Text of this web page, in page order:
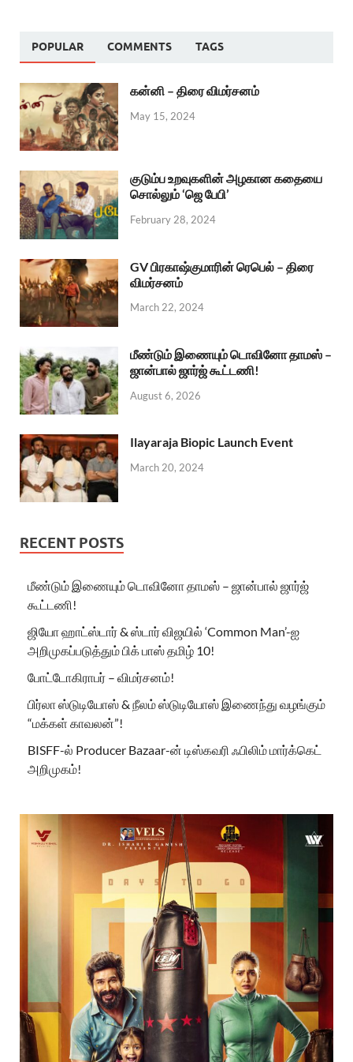
POPULAR COMMENTS TAGS
கன்னி – திரை விமர்சனம்
May 15, 2024
குடும்ப உறவுகளின் அழகான கதையை
சொல்லும் ‘ஜெ பேபி’
February 28, 2024
GV பிரகாஷ்குமாரின் ரெபெல் – திரை
விமர்சனம்
March 22, 2024
மீண்டும் இணையும் டொவினோ தாமஸ் –
ஜான்பால் ஜார்ஜ் கூட்டணி!
August 6, 2026
Ilayaraja Biopic Launch Event
March 20, 2024
RECENT POSTS
மீண்டும் இணையும் டொவினோ தாமஸ் – ஜான்பால் ஜார்ஜ்
கூட்டணி!
ஜியோ ஹாட்ஸ்டார் & ஸ்டார் விஜயில் ‘Common Man’-ஐ
அறிமுகப்படுத்தும் பிக் பாஸ் தமிழ் 10!
போட்டோகிராபர் – விமர்சனம்!
பிர்லா ஸ்டுடியோஸ் & நீலம் ஸ்டுடியோஸ் இணைந்து வழங்கும்
“மக்கள் காவலன்”!
BISFF-ல் Producer Bazaar-ன் டிஸ்கவரி ஃபிலிம் மார்க்கெட்
அறிமுகம்!